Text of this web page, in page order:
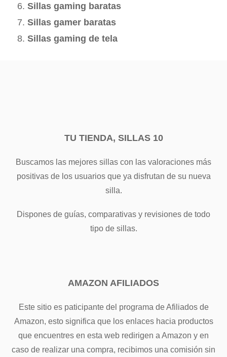
Sillas gaming baratas
Sillas gamer baratas
Sillas gaming de tela
TU TIENDA, SILLAS 10
Buscamos las mejores sillas con las valoraciones más
positivas de los usuarios que ya disfrutan de su nueva
silla.
Dispones de guías, comparativas y revisiones de todo
tipo de sillas.
AMAZON AFILIADOS
Este sitio es paticipante del programa de Afiliados de
Amazon, esto significa que los enlaces hacia productos
que encuentres en esta web redirigen a Amazon y en
caso de realizar una compra, recibimos una comisión sin